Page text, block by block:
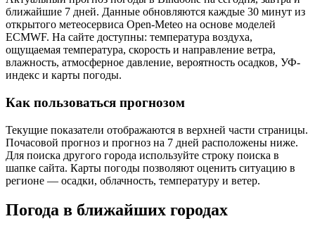
ближайшие 7 дней. Данные обновляются каждые 30 минут из
открытого метеосервиса Open-Meteo на основе моделей
ECMWF. На сайте доступны: температура воздуха,
ощущаемая температура, скорость и направление ветра,
влажность, атмосферное давление, вероятность осадков, УФ-
индекс и карты погоды.
Как пользоваться прогнозом
Текущие показатели отображаются в верхней части страницы.
Почасовой прогноз и прогноз на 7 дней расположены ниже.
Для поиска другого города используйте строку поиска в
шапке сайта. Карты погоды позволяют оценить ситуацию в
регионе — осадки, облачность, температуру и ветер.
Погода в ближайших городах